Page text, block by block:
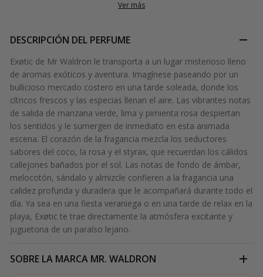
Ver más
DESCRIPCIÓN DEL PERFUME
Exøtic de Mr Waldron le transporta a un lugar misterioso lleno
de aromas exóticos y aventura. Imagínese paseando por un
bullicioso mercado costero en una tarde soleada, donde los
cítricos frescos y las especias llenan el aire. Las vibrantes notas
de salida de manzana verde, lima y pimienta rosa despiertan
los sentidos y le sumergen de inmediato en esta animada
escena. El corazón de la fragancia mezcla los seductores
sabores del coco, la rosa y el styrax, que recuerdan los cálidos
callejones bañados por el sol. Las notas de fondo de ámbar,
melocotón, sándalo y almizcle confieren a la fragancia una
calidez profunda y duradera que le acompañará durante todo el
día. Ya sea en una fiesta veraniega o en una tarde de relax en la
playa, Exøtic te trae directamente la atmósfera excitante y
juguetona de un paraíso lejano.
SOBRE LA MARCA MR. WALDRON